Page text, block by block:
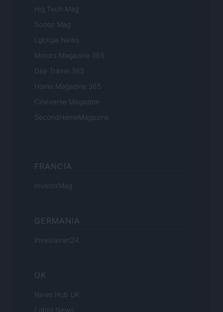
Hig Tech Mag
Scoop Mag
Lgbtqia News
Motors Magazine 365
Day Travel 365
Home Magazine 365
Cineverse Magazine
SecondHomeMagazine
FRANCIA
InvestirMag
GERMANIA
Investieren24
UK
News Hub UK
Lgbtq News